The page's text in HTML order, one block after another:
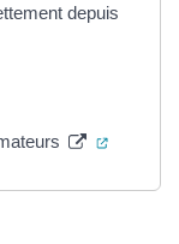
depuis
onglet)
dans un